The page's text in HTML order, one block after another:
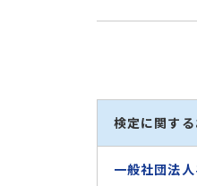
検定に関す
一般社団法